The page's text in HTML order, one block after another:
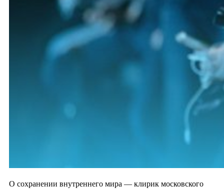
О сохранении внутреннего мира — клирик московского